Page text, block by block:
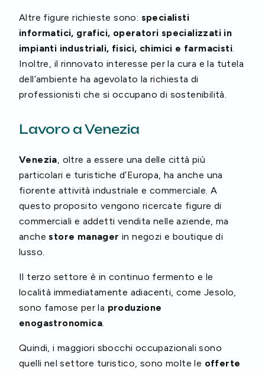
Altre figure richieste sono: specialisti
informatici, grafici, operatori specializzati in
impianti industriali, fisici, chimici e farmacisti.
Inoltre, il rinnovato interesse per la cura e la tutela
dell’ambiente ha agevolato la richiesta di
professionisti che si occupano di sostenibilità.
Lavoro a Venezia
Venezia, oltre a essere una delle città più
particolari e turistiche d’Europa, ha anche una
fiorente attività industriale e commerciale. A
questo proposito vengono ricercate figure di
commerciali e addetti vendita nelle aziende, ma
anchestore manager in negozi e boutique di
lusso.
Il terzo settore è in continuo fermento e le
località immediatamente adiacenti, come Jesolo,
sono famose per la produzione
enogastronomica.
Quindi, i maggiori sbocchi occupazionali sono
quelli nel settore turistico, sono molte le offerte